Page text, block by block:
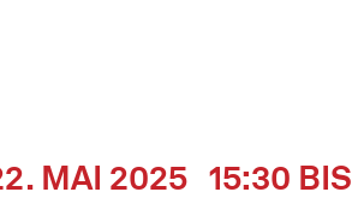
MAI 2025 15:30